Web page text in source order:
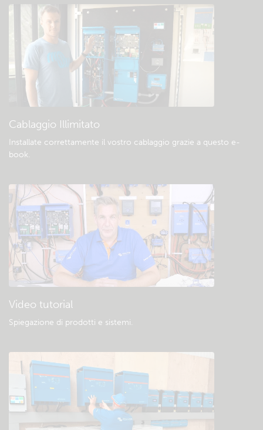
Verificate la base di conoscenze della
comunità
Download e documentazione generali
Cablaggio Illimitato
Installate correttamente il vostro cablaggio grazie a questo e-
book.
Video tutorial
Spiegazione di prodotti e sistemi.